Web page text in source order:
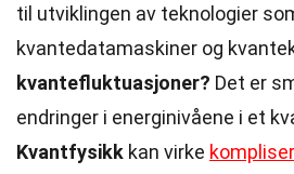
til utviklingen av teknologier
kvantedatamaskiner og
kvantefluktuasjoner? Det er
endringer i energinivåene i et
Kvantfysikk kan virke